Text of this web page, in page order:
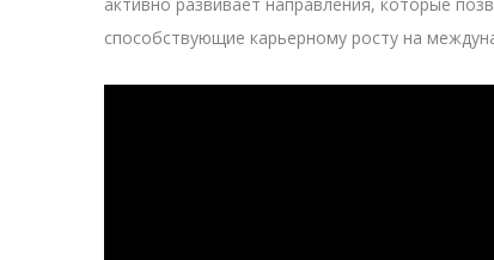
способствующие карьерному росту на